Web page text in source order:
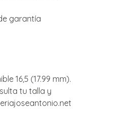
garantía
16,5 (17.99 mm).
tu talla y